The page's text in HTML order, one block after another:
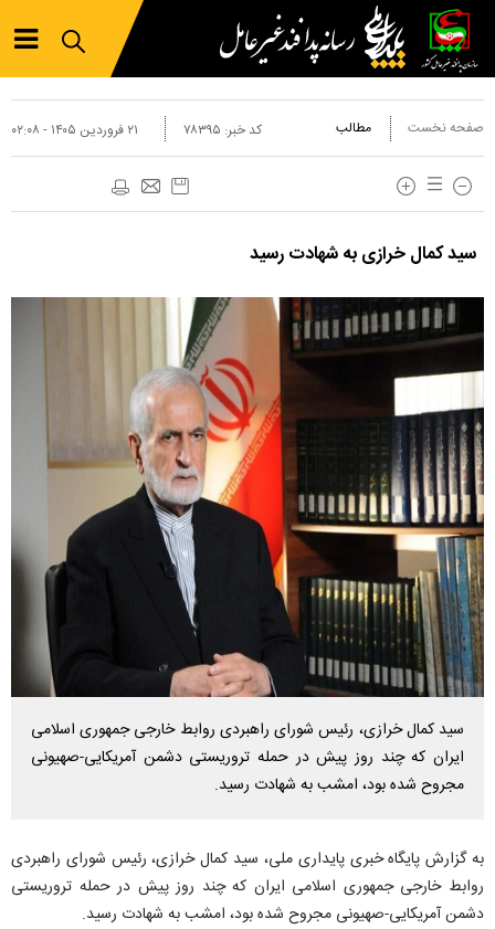
صفحه نخست مطالب ۲۱ فروردين ۱۴۰۵ - ۰۲:۰۸ کد خبر: ۷۸۳۹۵
سید کمال خرازی به شهادت رسید
سید کمال خرازی، رئیس شورای راهبردی روابط خارجی جمهوری اسلامی
ایران که چند روز پیش در حمله تروریستی دشمن آمریکایی-صهیونی
مجروح شده بود، امشب به شهادت رسید.
به گزارش پایگاه خبری پایداری ملی، سید کمال خرازی، رئیس شورای راهبردی
روابط خارجی جمهوری اسلامی ایران که چند روز پیش در حمله تروریستی
دشمن آمریکایی-صهیونی مجروح شده بود، امشب به شهادت رسید.